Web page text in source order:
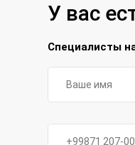
У вас
Специалисты